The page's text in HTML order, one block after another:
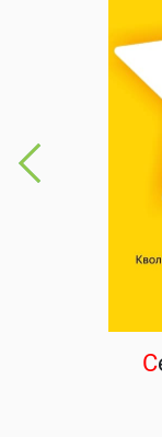
С